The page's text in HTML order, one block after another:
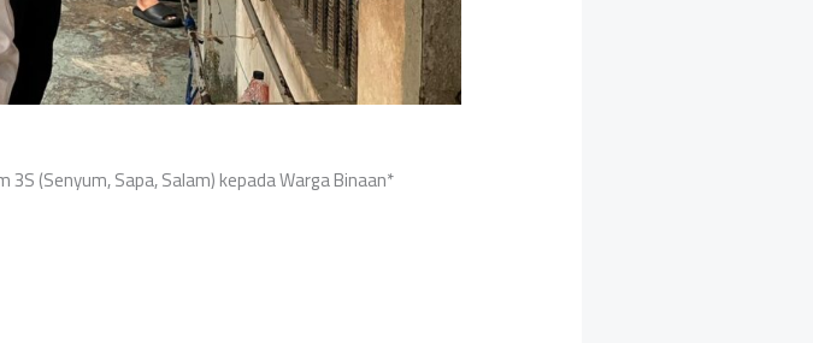
(Senyum, Sapa, Salam) kepada Warga Binaan*